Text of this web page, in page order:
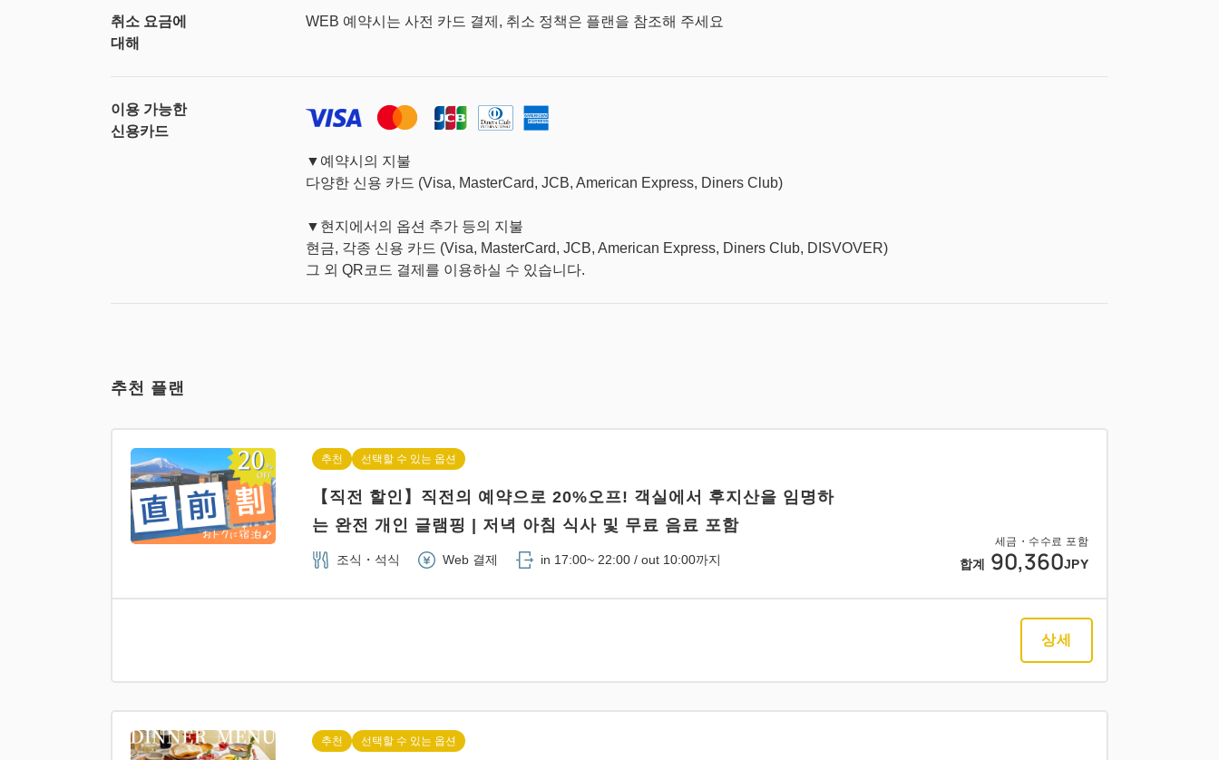
취소 요금에
대해
WEB 예약시는 사전 카드 결제, 취소 정책은 플랜을 참조해 주세요
이용 가능한
신용카드
▼예약시의 지불
다양한 신용 카드 (Visa, MasterCard, JCB, American Express, Diners Club)
▼현지에서의 옵션 추가 등의 지불
현금, 각종 신용 카드 (Visa, MasterCard, JCB, American Express, Diners Club, DISVOVER)
그 외 QR코드 결제를 이용하실 수 있습니다.
추천 플랜
세금・수수료 포함
합계 90,360JPY
추천 선택할 수 있는 옵션
【직전 할인】직전의 예약으로 20%오프! 객실에서 후지산을 임명하
는 완전 개인 글램핑 | 저녁 아침 식사 및 무료 음료 포함
조식・석식 Web 결제 in 17:00~ 22:00 / out 10:00까지
상세
추천 선택할 수 있는 옵션